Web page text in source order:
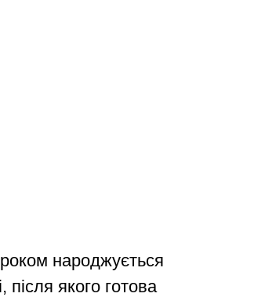
народжується
якого готова